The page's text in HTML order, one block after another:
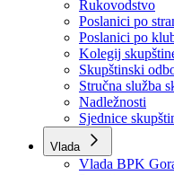
Skupština
Skupština BPK
Rukovodstvo
Poslanici po
Poslanici po
Kolegij skupštine
Skupštinski
Stručna služba
Nadležnosti
Sjednice